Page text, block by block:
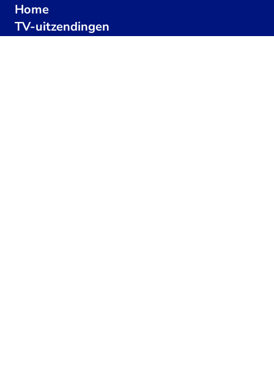
Home
TV-uitzendingen